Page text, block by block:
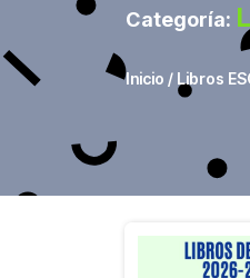
Categoría:
Inicio / Libros